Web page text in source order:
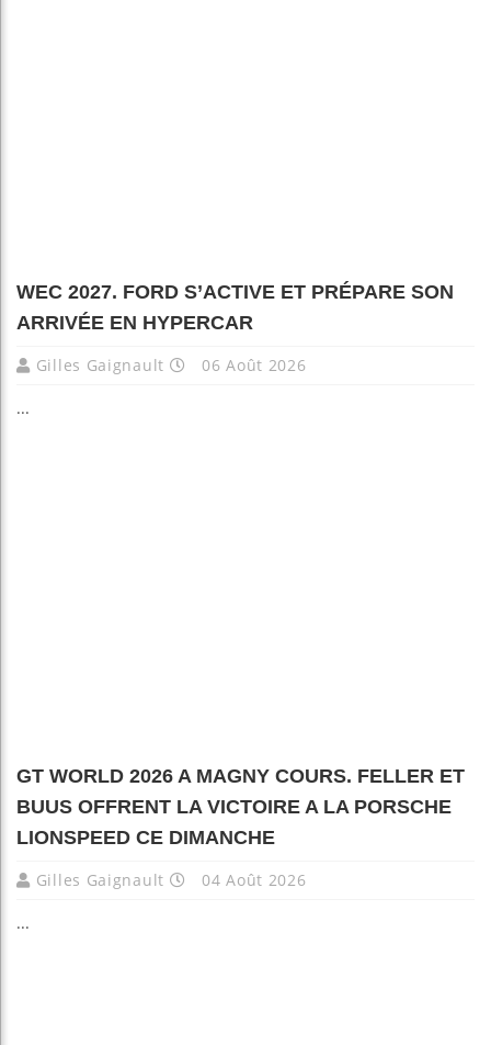
WEC 2027. FORD S’ACTIVE ET PRÉPARE SON
ARRIVÉE EN HYPERCAR
Gilles Gaignault 06 Août 2026
...
GT WORLD 2026 A MAGNY COURS. FELLER ET
BUUS OFFRENT LA VICTOIRE A LA PORSCHE
LIONSPEED CE DIMANCHE
Gilles Gaignault 04 Août 2026
...